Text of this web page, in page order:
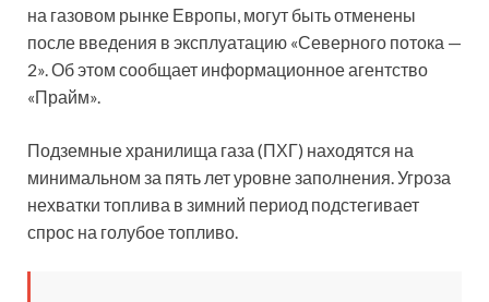
на газовом рынке Европы, могут быть отменены
после введения в эксплуатацию «Северного потока —
2». Об этом сообщает информационное агентство
«Прайм».
Подземные хранилища газа (ПХГ) находятся на
минимальном за пять лет уровне заполнения. Угроза
нехватки топлива в зимний период подстегивает
спрос на голубое топливо.